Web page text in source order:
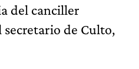
del canciller
secretario de Culto,